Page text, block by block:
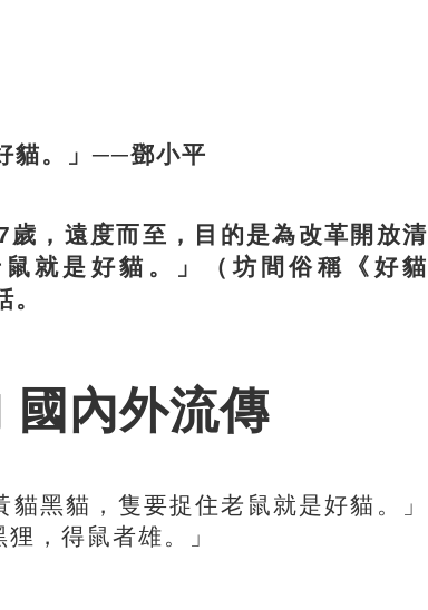
。」──鄧小平
，遠度而至，目的是為改革開放清
就是好貓。」（坊間俗稱《好貓
國內外流傳
黑貓，隻要捉住老鼠就是好貓。」
，得鼠者雄。」